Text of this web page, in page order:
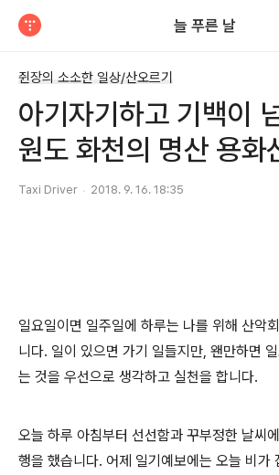
늘 푸른 날
쥔장의 소소한 일상/산오르기
아기자기하고 기백이
원도 화천의 명산 용화
Taxi Driver 2018. 9. 16. 18:35
일요일이면 일주일에 하루는 나를 위해 산악
니다. 일이 있으면 가기 일들지만, 왠만하면
는 것을 우선으로 생각하고 실천을 합니다.
오늘 하루 아침부터 선선함과 꾸부정한 날씨
행을 했습니다. 어제 일기예보에는 오늘 비가